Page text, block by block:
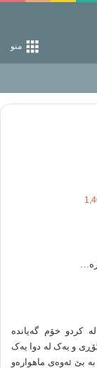
منو
خداست‌!
کردو خۆم گه‌یانده‌
گۆڕی و یه‌ک له‌ دوا یه‌ک
بێ ئه‌وه‌ی ماهواره‌و